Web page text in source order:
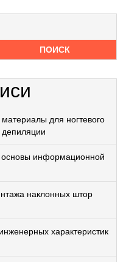
ПОИСК
для ногтевого
информационной
наклонных штор
характеристик